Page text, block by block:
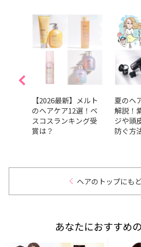
【2026最新】メルト
のヘアケア12選！ベ
スコスランキング受
賞は？
夏のヘ
解説！
ジや頭
防ぐ方
ヘアのトップにも
あなたにおすすめ